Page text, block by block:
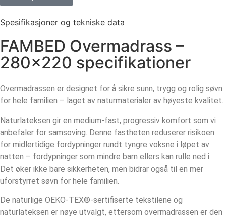
Spesifikasjoner og tekniske data
FAMBED Overmadrass –
280×220 specifikationer
Overmadrassen er designet for å sikre sunn, trygg og rolig søvn
for hele familien – laget av naturmaterialer av høyeste kvalitet.
Naturlateksen gir en medium-fast, progressiv komfort som vi
anbefaler for samsoving. Denne fastheten reduserer risikoen
for midlertidige fordypninger rundt tyngre voksne i løpet av
natten – fordypninger som mindre barn ellers kan rulle ned i.
Det øker ikke bare sikkerheten, men bidrar også til en mer
uforstyrret søvn for hele familien.
De naturlige OEKO-TEX®-sertifiserte tekstilene og
naturlateksen er nøye utvalgt, ettersom overmadrassen er den